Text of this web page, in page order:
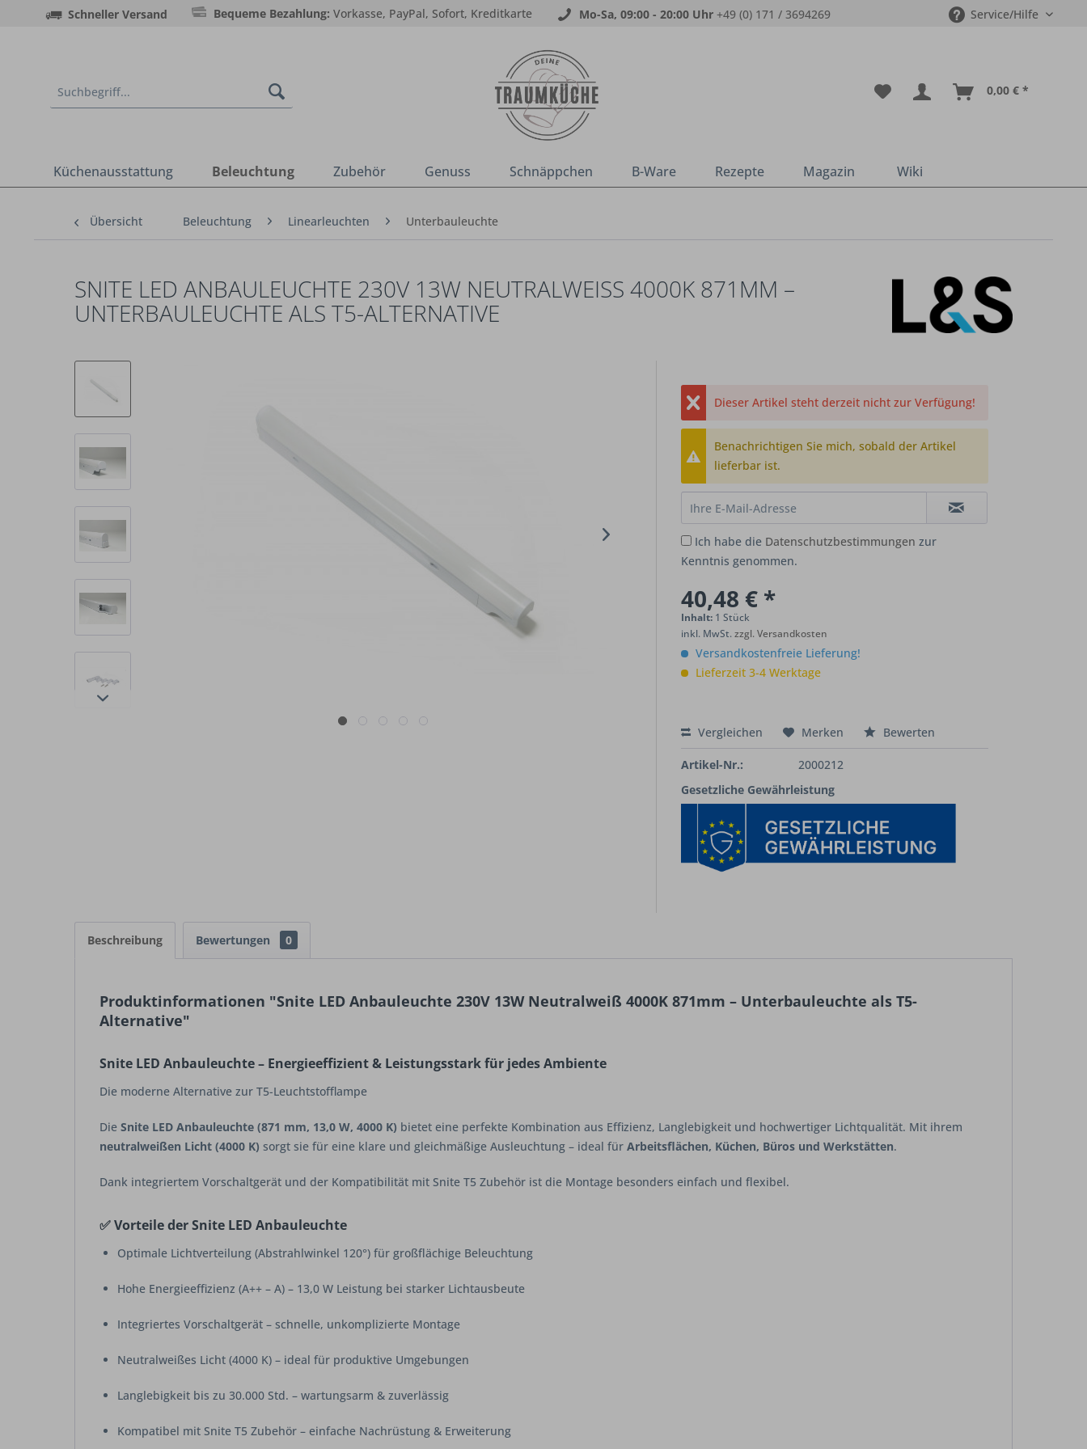
Schneller Versand Bequeme Bezahlung: Vorkasse, PayPal, Sofort, Kreditkarte Mo-Sa, 09:00 - 20:00 Uhr +49 (0) 171 / 3694269 Service/Hilfe
0,00 € *
Küchenausstattung Beleuchtung Zubehör Genuss Schnäppchen B-Ware Rezepte Magazin Wiki
Übersicht Beleuchtung Linearleuchten Unterbauleuchte
SNITE LED ANBAULEUCHTE 230V 13W NEUTRALWEISS 4000K 871MM – U
NTERBAULEUCHTE ALS T5-ALTERNATIVE
Dieser Artikel steht derzeit nicht zur Verfügung!
Benachrichtigen Sie mich, sobald der Artikel
lieferbar ist.
Ich habe die Datenschutzbestimmungen zur
Kenntnis genommen.
40,48 € *
Inhalt: 1 Stück
inkl. MwSt.zzgl. Versandkosten
Versandkostenfreie Lieferung!
Lieferzeit 3-4 Werktage
Vergleichen Merken Bewerten
Artikel-Nr.:
2000212
Gesetzliche Gewährleistung
Beschreibung Bewertungen 0
Produktinformationen "Snite LED Anbauleuchte 230V 13W Neutralweiß 4000K 871mm – Unterbauleuchte als T5-
Alternative"
Snite LED Anbauleuchte – Energieeffizient & Leistungsstark für jedes Ambiente
Die moderne Alternative zur T5-Leuchtstofflampe
Die Snite LED Anbauleuchte (871 mm, 13,0 W, 4000 K) bietet eine perfekte Kombination aus Effizienz, Langlebigkeit und hochwertiger Lichtqualität. Mit ihrem
neutralweißen Licht (4000 K) sorgt sie für eine klare und gleichmäßige Ausleuchtung – ideal für Arbeitsflächen, Küchen, Büros und Werkstätten.
Dank integriertem Vorschaltgerät und der Kompatibilität mit Snite T5 Zubehör ist die Montage besonders einfach und flexibel.
✅ Vorteile der Snite LED Anbauleuchte
Optimale Lichtverteilung (Abstrahlwinkel 120°) für großflächige Beleuchtung
Hohe Energieeffizienz (A++ – A) – 13,0 W Leistung bei starker Lichtausbeute
Integriertes Vorschaltgerät – schnelle, unkomplizierte Montage
Neutralweißes Licht (4000 K) – ideal für produktive Umgebungen
Langlebigkeit bis zu 30.000 Std. – wartungsarm & zuverlässig
Kompatibel mit Snite T5 Zubehör – einfache Nachrüstung & Erweiterung